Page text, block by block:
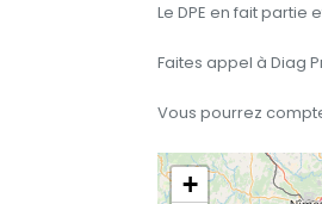
Le DPE en fait
Faites appel à Diag
Vous pourrez
+